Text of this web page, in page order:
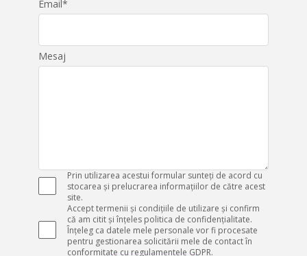
Email*
Mesaj
Prin utilizarea acestui formular sunteți de acord cu
stocarea și prelucrarea informațiilor de către acest
site.
Accept termenii și condițiile de utilizare și confirm
că am citit și înțeles politica de confidențialitate.
Înțeleg ca datele mele personale vor fi procesate
pentru gestionarea solicitării mele de contact în
conformitate cu regulamentele GDPR.